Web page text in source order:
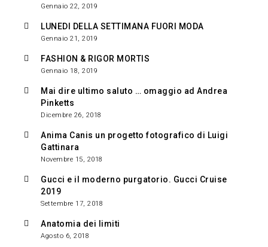
Gennaio 22, 2019
LUNEDI DELLA SETTIMANA FUORI MODA
Gennaio 21, 2019
FASHION & RIGOR MORTIS
Gennaio 18, 2019
Mai dire ultimo saluto … omaggio ad Andrea
Pinketts
Dicembre 26, 2018
Anima Canis un progetto fotografico di Luigi
Gattinara
Novembre 15, 2018
Gucci e il moderno purgatorio. Gucci Cruise
2019
Settembre 17, 2018
Anatomia dei limiti
Agosto 6, 2018